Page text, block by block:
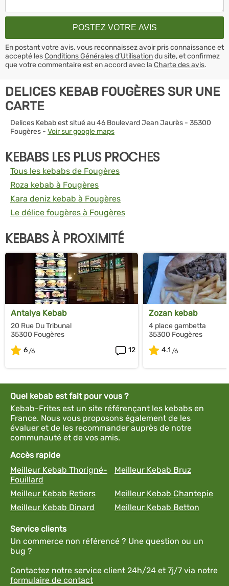
En postant votre avis, vous reconnaissez avoir pris connaissance et
accepté lesConditions Générales d’Utilisationdu site, et confirmez
que votre commentaire est en accord avec la Charte des avis.
DELICES KEBAB FOUGÈRES SUR UNE
CARTE
Delices Kebab est situé au 46 Boulevard Jean Jaurès - 35300
Fougères - Voir sur google maps
KEBABS LES PLUS PROCHES
Tous les kebabs de Fougères
Roza kebab à Fougères
Kara deniz kebab à Fougères
Le délice fougères à Fougères
KEBABS À PROXIMITÉ
Antalya Kebab
20 Rue Du Tribunal
35300 Fougères
6
12
Zozan kebab
4 place gambetta
35300 Fougères
4.1
Quel kebab est fait pour vous ?
Kebab-Frites est un site référençant les kebabs en
France. Nous vous proposons également de les
évaluer et de les recommander auprès de notre
communauté et de vos amis.
Accès rapide
Meilleur Kebab Thorigné-
Fouillard
Meilleur Kebab Bruz
Meilleur Kebab Retiers
Meilleur Kebab Chantepie
Meilleur Kebab Dinard
Meilleur Kebab Betton
Service clients
Un commerce non référencé ? Une question ou un
bug ?
Contactez notre service client 24h/24 et 7j/7 via notre
formulaire de contact